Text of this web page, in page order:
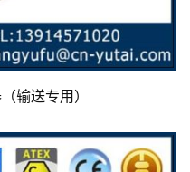
输送专用）